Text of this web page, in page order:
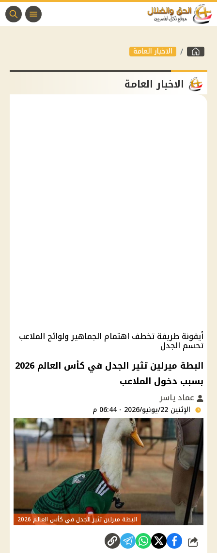
الاخبار العامة
الاخبار العامة
أيقونة طريفة تخطف اهتمام الجماهير ولوائح الملاعب
تحسم الجدل
البطة ميرلين تثير الجدل في كأس العالم 2026
بسبب دخول الملاعب
عماد ياسر
الإثنين 22/يونيو/2026 - 06:44 م
البطة ميرلين تثير الجدل في كأس العالم 2026
شارك